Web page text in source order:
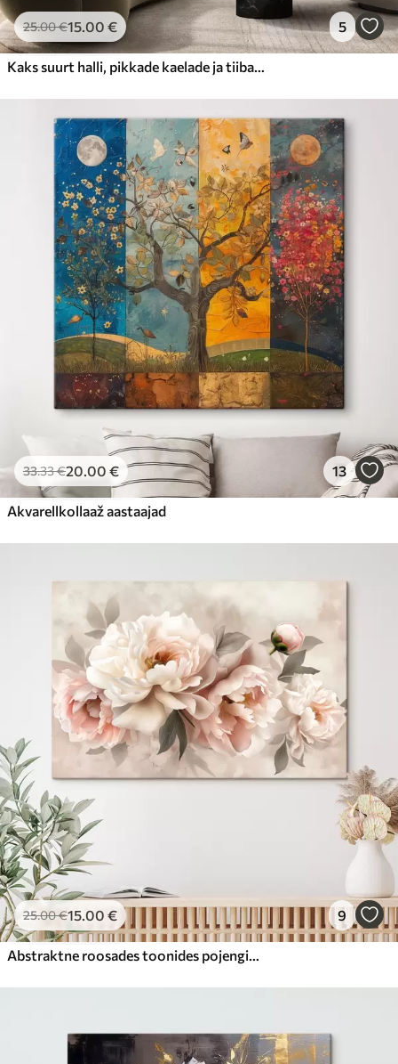
25.00€15.00 € 5
Kaks suurt halli, pikkade kaelade ja tiibadega kraanat, mis seisavad puudest ümbritsetud udujärves
33.33€20.00 € 13
Akvarellkollaaž aastaajad
25.00€15.00 € 9
Abstraktne roosades toonides pojengide kimp